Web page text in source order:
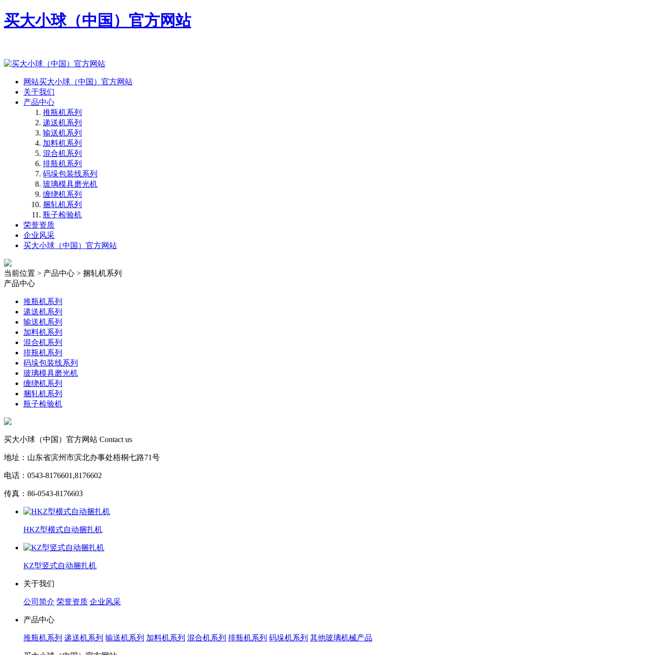
买大小球（中国）官方网站
网站买大小球（中国）官方网站
关于我们
产品中心
推瓶机系列
递送机系列
输送机系列
加料机系列
混合机系列
排瓶机系列
码垛包装线系列
玻璃模具磨光机
缠绕机系列
捆轧机系列
瓶子检验机
荣誉资质
企业风采
买大小球（中国）官方网站
当前位置 > 产品中心 > 捆轧机系列
产品中心
推瓶机系列
递送机系列
输送机系列
加料机系列
混合机系列
排瓶机系列
码垛包装线系列
玻璃模具磨光机
缠绕机系列
捆轧机系列
瓶子检验机
买大小球（中国）官方网站 Contact us
地址：山东省滨州市滨北办事处梧桐七路71号
电话：0543-8176601,8176602
传真：86-0543-8176603
HKZ型横式自动捆扎机
KZ型竖式自动捆扎机
关于我们
公司简介 荣誉资质 企业风采
产品中心
推瓶机系列 递送机系列 输送机系列 加料机系列 混合机系列 排瓶机系列 码垛机系列 其他玻璃机械产品